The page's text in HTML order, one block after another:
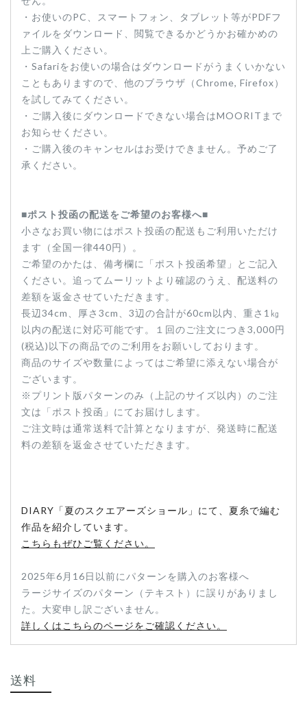
・お使いのPC、スマートフォン、タブレット等がPDFフ
ァイルをダウンロード、閲覧できるかどうかお確かめの
上ご購入ください。
・Safariをお使いの場合はダウンロードがうまくいかない
こともありますので、他のブラウザ（Chrome, Firefox）
を試してみてください。
・ご購入後にダウンロードできない場合はMOORITまで
お知らせください。
・ご購入後のキャンセルはお受けできません。予めご了
承ください。
■ポスト投函の配送をご希望のお客様へ■
小さなお買い物にはポスト投函の配送もご利用いただけ
ます（全国一律440円）。
ご希望のかたは、備考欄に「ポスト投函希望」とご記入
ください。追ってムーリットより確認のうえ、配送料の
差額を返金させていただきます。
長辺34cm、厚さ3cm、3辺の合計が60cm以内、重さ1㎏
以内の配送に対応可能です。１回のご注文につき3,000円
(税込)以下の商品でのご利用をお願いしております。
商品のサイズや数量によってはご希望に添えない場合が
ございます。
※プリント版パターンのみ（上記のサイズ以内）のご注
文は「ポスト投函」にてお届けします。
ご注文時は通常送料で計算となりますが、発送時に配送
料の差額を返金させていただきます。
DIARY「夏のスクエアーズショール」にて、夏糸で編む
作品を紹介しています。
こちらもぜひご覧ください。
2025年6月16日以前にパターンを購入のお客様へ
ラージサイズのパターン（テキスト）に誤りがありまし
た。大変申し訳ございません。
詳しくはこちらのページをご確認ください。
送料